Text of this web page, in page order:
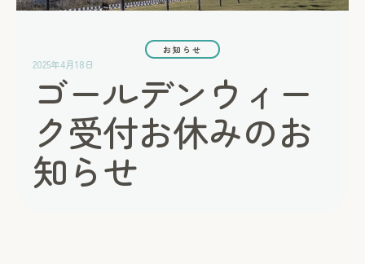
お知らせ
2025年4月18日
ゴールデンウィー
ク受付お休みのお
知らせ